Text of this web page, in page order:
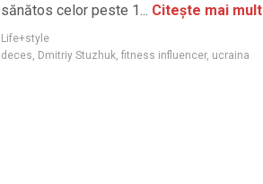
sănătos celor peste 1... Citește mai mult
Life+style
deces Dmitriy Stuzhuk fitness influencer, ucraina